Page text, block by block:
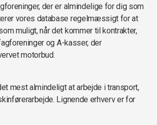
der er almindelige for dig som
vores database regelmæssigt for at
muligt, når det kommer til kontrakter,
og A-kasser, der
motorbud.
mest almindeligt at arbejde i transport,
Lignende erhverv er for